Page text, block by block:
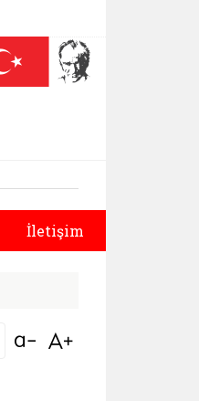
sekmede açılır)
İletişim
Bağlantıyı aç